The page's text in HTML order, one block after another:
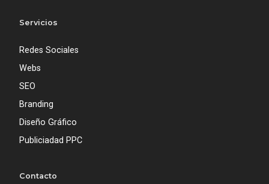
Servicios
Redes Sociales
Webs
SEO
Branding
Diseño Gráfico
Publiciadad PPC
Contacto